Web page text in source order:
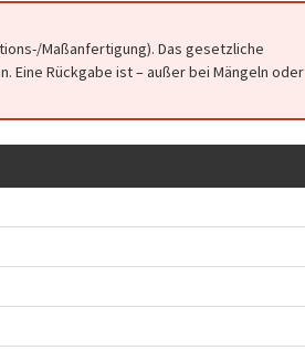
Maßanfertigung). Das gesetzliche
Eine Rückgabe ist – außer bei Mängeln oder